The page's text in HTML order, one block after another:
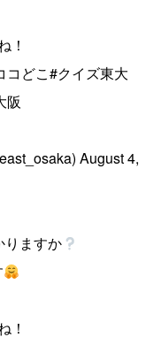
！
コどこ#クイズ東大
阪
August 4,
りますか
！